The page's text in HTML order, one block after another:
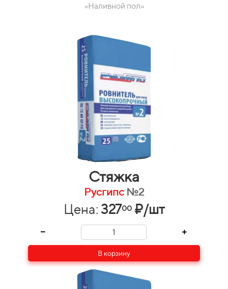
«Наливной пол»
Стяжка
Русгипс №2
Цена:32700 ₽/шт
В корзину